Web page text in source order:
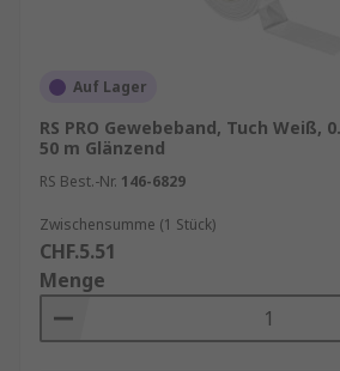
Auf Lager
RS PRO Gewebeband, Tuch Weiß,
50 m Glänzend
RS Best.-Nr. 146-6829
Zwischensumme (1 Stück)
CHF.5.51
Menge